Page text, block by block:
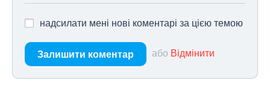
надсилати мені нові коментарі за цією темою
Залишити коментар або Відмінити